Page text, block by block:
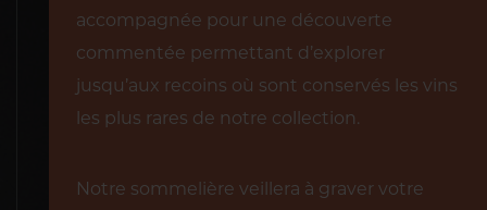
accompagnée pour une découverte
commentée permettant d’explorer
jusqu’aux recoins où sont conservés les vins
les plus rares de notre collection.
Notre sommelière veillera à graver votre